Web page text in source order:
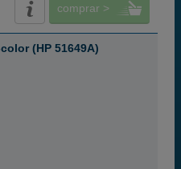
comprar >
(HP 51649A)